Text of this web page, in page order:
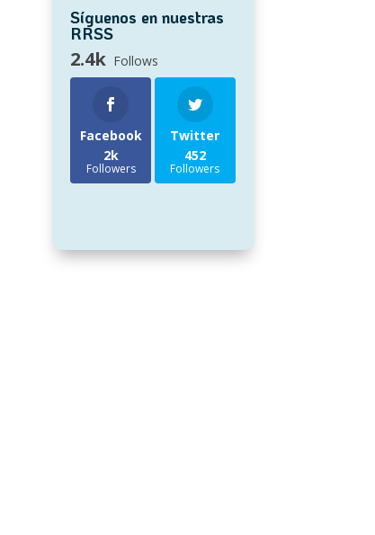
Síguenos en nuestras
RRSS
2.4k Follows
Facebook
2k
Followers
Twitter
452
Followers